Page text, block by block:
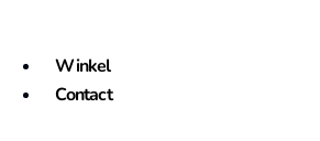
Winkel
Contact